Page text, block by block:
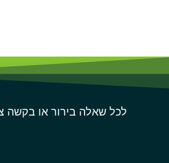
לכל שאלה בירור או בקשה